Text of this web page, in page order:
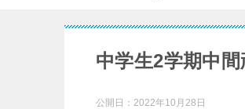
中学生2学期中
公開日： 2022年10月28日